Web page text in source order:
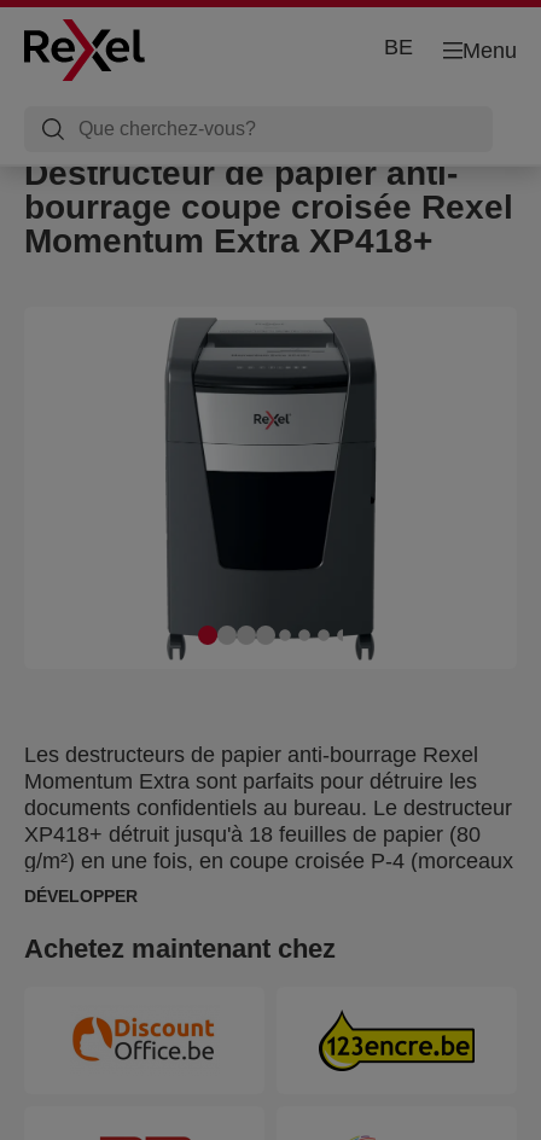
Menu
BE
Destructeur de papier anti-
bourrage coupe croisée Rexel
Momentum Extra XP418+
Les destructeurs de papier anti-bourrage Rexel
Momentum Extra sont parfaits pour détruire les
documents confidentiels au bureau. Le destructeur
XP418+ détruit jusqu'à 18 feuilles de papier (80
g/m²) en une fois, en coupe croisée P-4 (morceaux
4x35 mm). La technologie de détection active
réel afin d'éviter les bourrages papier et les erreurs
papier ne fonctionnera pas si le nombre de feuilles
n’est pas inférieur ou égal à sa capacité maximale.
Ce destructeur coupe croisée est conçu pour un
DÉVELOPPER
Achetez maintenant chez